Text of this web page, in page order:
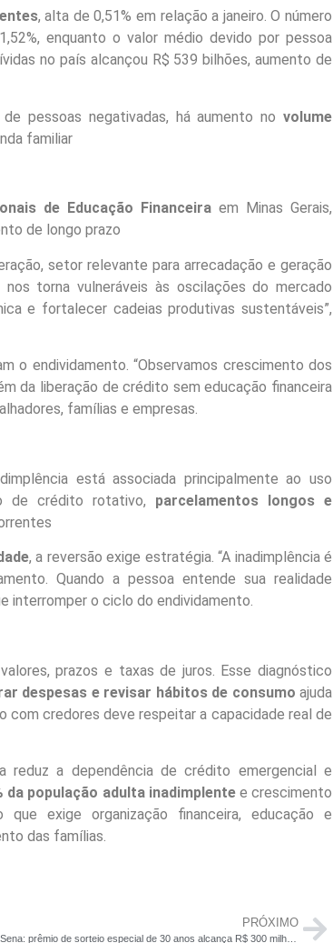
, alta de 0,51% em relação a janeiro. O número
enquanto o valor médio devido por pessoa
no país alcançou R$ 539 bilhões, aumento de
pessoas negativadas, há aumento no volume
familiar
de Educação Financeira em Minas Gerais,
de longo prazo
setor relevante para arrecadação e geração
torna vulneráveis às oscilações do mercado
e fortalecer cadeias produtivas sustentáveis”,
o endividamento. “Observamos crescimento dos
da liberação de crédito sem educação financeira
famílias e empresas.
está associada principalmente ao uso
de crédito rotativo, parcelamentos longos e
, a reversão exige estratégia. “A inadimplência é
Quando a pessoa entende sua realidade
interromper o ciclo do endividamento.
prazos e taxas de juros. Esse diagnóstico
despesas e revisar hábitos de consumo ajuda
com credores deve respeitar a capacidade real de
reduz a dependência de crédito emergencial e
da população adulta inadimplente e crescimento
exige organização financeira, educação e
das famílias.
PRÓXIMO